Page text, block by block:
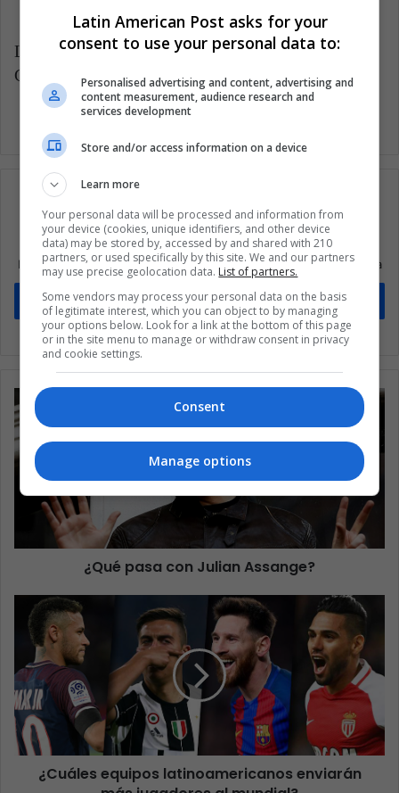
Latin American Post | Santiago Gómez Hernández
Copy edited by Laura Rocha Rueda
Suscríbete a nuestra lista de correos
Mantente informado sobre lo que está pasando en Latinoamérica
Suscríbete
¿Qué pasa con Julian Assange?
¿Cuáles equipos latinoamericanos enviarán
Latin American Post asks for your
consent to use your personal data to:
Personalised advertising and content, advertising and
content measurement, audience research and
services development
Store and/or access information on a device
Learn more
Your personal data will be processed and information from
your device (cookies, unique identifiers, and other device
data) may be stored by, accessed by and shared with 210
partners, or used specifically by this site. We and our partners
may use precise geolocation data. List of partners.
Some vendors may process your personal data on the basis
of legitimate interest, which you can object to by managing
your options below. Look for a link at the bottom of this page
or in the site menu to manage or withdraw consent in privacy
and cookie settings.
Consent
Manage options